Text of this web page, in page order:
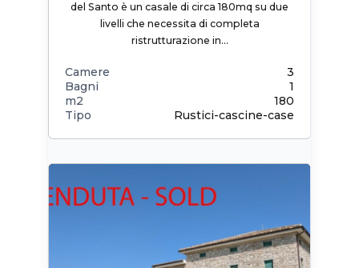
del Santo è un casale di circa 180mq su due
livelli che necessita di completa
ristrutturazione in…
Camere
3
Bagni
1
m2
180
Tipo
Rustici-cascine-case